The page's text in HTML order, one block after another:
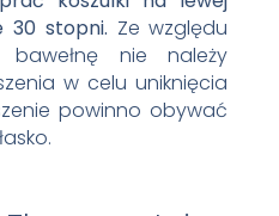
30 stopni. Ze względu
bawełnę nie należy
w celu uniknięcia
powinno obywać